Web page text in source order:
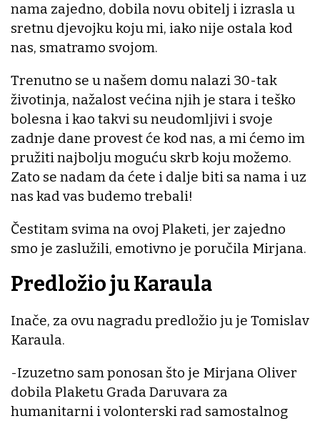
nama zajedno, dobila novu obitelj i izrasla u
sretnu djevojku koju mi, iako nije ostala kod
nas, smatramo svojom.
Trenutno se u našem domu nalazi 30-tak
životinja, nažalost većina njih je stara i teško
bolesna i kao takvi su neudomljivi i svoje
zadnje dane provest će kod nas, a mi ćemo im
pružiti najbolju moguću skrb koju možemo.
Zato se nadam da ćete i dalje biti sa nama i uz
nas kad vas budemo trebali!
Čestitam svima na ovoj Plaketi, jer zajedno
smo je zaslužili, emotivno je poručila Mirjana.
Predložio ju Karaula
Inače, za ovu nagradu predložio ju je Tomislav
Karaula.
-Izuzetno sam ponosan što je Mirjana Oliver
dobila Plaketu Grada Daruvara za
humanitarni i volonterski rad samostalnog